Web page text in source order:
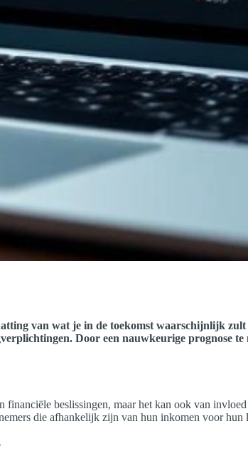
van wat je in de toekomst waarschijnlijk
Door een nauwkeurige
financiële beslissingen, maar het kan ook van
die afhankelijk zijn van hun inkomen voor hun